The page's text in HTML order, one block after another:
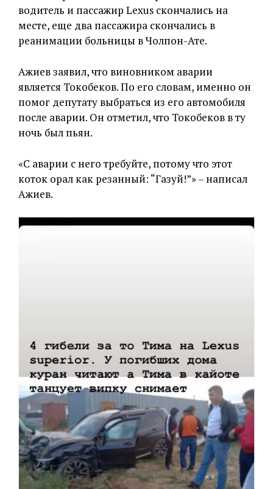
водитель и пассажир Lexus скончались на
месте, еще два пассажира скончались в
реанимации больницы в Чолпон-Ате.
Ажиев заявил, что виновником аварии
является Токобеков. По его словам, именно он
помог депутату выбраться из его автомобиля
после аварии. Он отметил, что Токобеков в ту
ночь был пьян.
«С аварии с него требуйте, потому что этот
коток орал как резанный: “Газуй!”» – написал
Ажиев.